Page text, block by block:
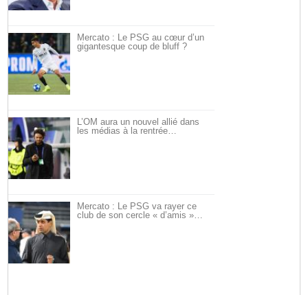
Mercato : Le PSG au cœur d’un
gigantesque coup de bluff ?
L’OM aura un nouvel allié dans
les médias à la rentrée…
Mercato : Le PSG va rayer ce
club de son cercle « d’amis »…